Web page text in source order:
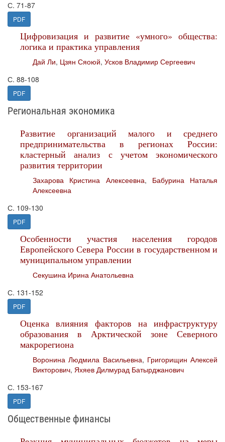
С. 71-87
PDF
Цифровизация и развитие «умного» общества:
логика и практика управления
Дай Ли, Цзян Сяоюй, Усков Владимир Сергеевич
С. 88-108
PDF
Региональная экономика
Развитие организаций малого и среднего
предпринимательства в регионах России:
кластерный анализ с учетом экономического
развития территории
Захарова Кристина Алексеевна, Бабурина Наталья
Алексеевна
С. 109-130
PDF
Особенности участия населения городов
Европейского Севера России в государственном и
муниципальном управлении
Секушина Ирина Анатольевна
С. 131-152
PDF
Оценка влияния факторов на инфраструктуру
образования в Арктической зоне Северного
макрорегиона
Воронина Людмила Васильевна, Григорищин Алексей
Викторович, Яхяев Дилмурад Батырджанович
С. 153-167
PDF
Общественные финансы